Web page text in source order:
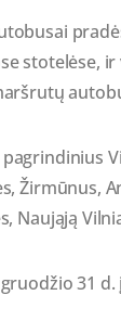
stotelėse,
Žirmūnus,
Naująją
31